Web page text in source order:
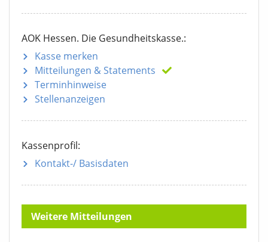
AOK Hessen. Die Gesundheitskasse.:
Kasse merken
Mitteilungen & Statements
Terminhinweise
Stellenanzeigen
Kassenprofil:
Kontakt-/ Basisdaten
Weitere Mitteilungen